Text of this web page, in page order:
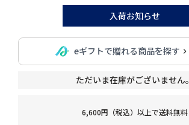
入荷お知らせ
eギフトで贈れる商品を探す
ただいま在庫がございません。
6,600円（税込）以上で送料無料